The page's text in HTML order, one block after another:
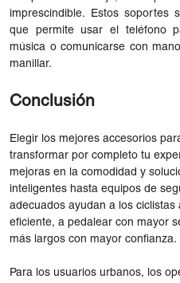
imprescindible. Estos soportes
que permite usar el teléfono
música o comunicarse con
manillar.
Conclusión
Elegir los mejores accesorios
transformar por completo tu
mejoras en la comodidad y
inteligentes hasta equipos de
adecuados ayudan a los
eficiente, a pedalear con mayor
más largos con mayor confianza.
Para los usuarios urbanos, los